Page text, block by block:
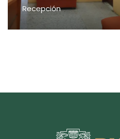
práctica
innovar
7. Desde un
de
Recepción